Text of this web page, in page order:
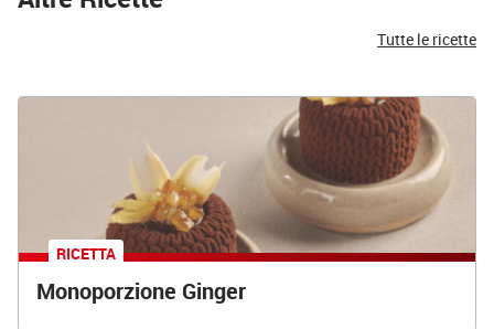
Tutte le ricette
RICETTA
Monoporzione Ginger